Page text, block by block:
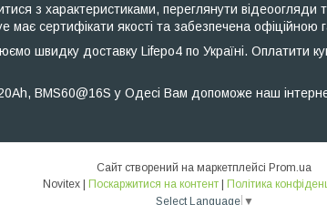
з характеристиками, переглянути
сертифікати якості та забезпечена офіційною
швидку доставку Lifepo4 по Україні. Оплатити
BMS60@16S у Одесі Вам допоможе наш
Сайт створений на маркетплейсі Prom.ua
Поскаржитися на контент
Політика
Select Language ▼